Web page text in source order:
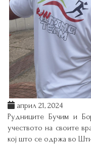
април 21, 2024
Рудниците Бучим и
учеството на своите
кој што се одржа во